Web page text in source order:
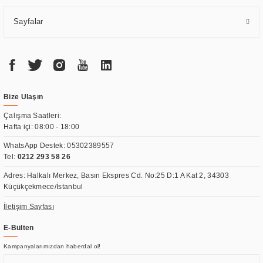
Sayfalar
Bize Ulaşın
Çalışma Saatleri:
Hafta içi: 08:00 - 18:00
WhatsApp Destek:05302389557
Tel: 0212 293 58 26
Adres: Halkalı Merkez, Basın Ekspres Cd. No:25 D:1 A Kat 2, 34303
Küçükçekmece/İstanbul
İletişim Sayfası
E-Bülten
Kampanyalarımızdan haberdal ol!